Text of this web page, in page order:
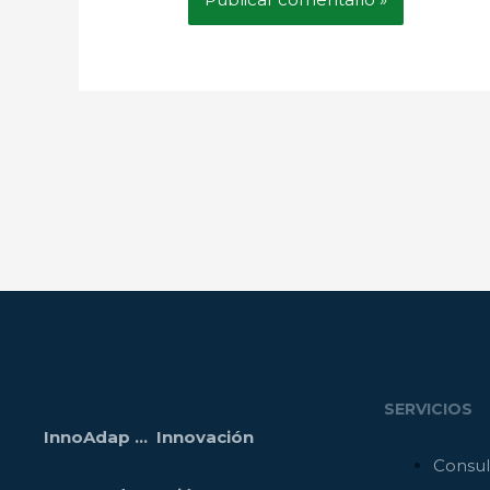
InnoAdap … Innovación
SERVICIOS